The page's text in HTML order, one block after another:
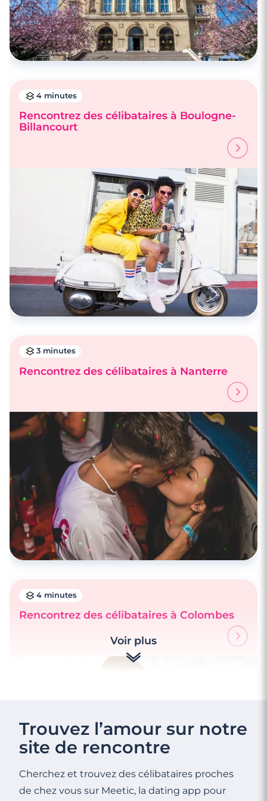
Rencontre à Bourg-la-Reine
Rencontre à Bois-Colombes
4 minutes
Rencontrez des célibataires à Boulogne-
Billancourt
3 minutes
Rencontrez des célibataires à Nanterre
4 minutes
Rencontrez des célibataires à Colombes
Voir plus
Trouvez l’amour sur notre
site de rencontre
Cherchez et trouvez des célibataires proches
de chez vous sur Meetic, la dating app pour